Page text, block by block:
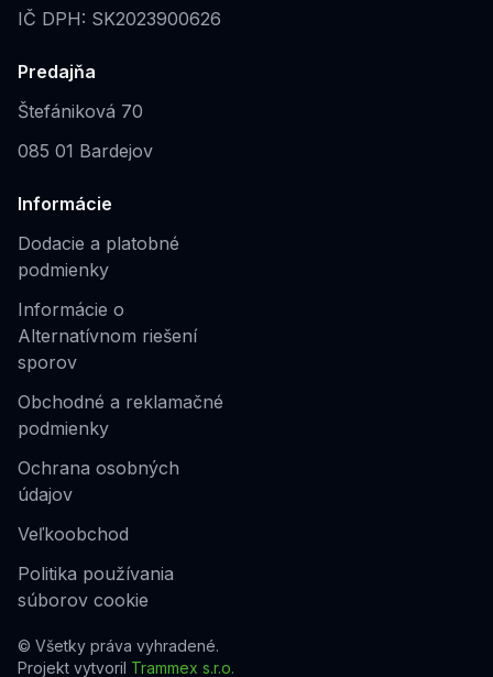
IČ DPH: SK2023900626
Predajňa
Štefániková 70
085 01 Bardejov
Informácie
Dodacie a platobné
podmienky
Informácie o
Alternatívnom riešení
sporov
Obchodné a reklamačné
podmienky
Ochrana osobných
údajov
Veľkoobchod
Politika používania
súborov cookie
© Všetky práva vyhradené.
Projekt vytvoril Trammex s.r.o.